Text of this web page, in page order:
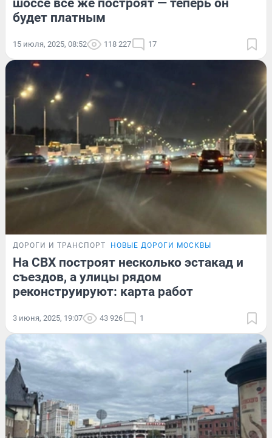
шоссе все же построят — теперь он
будет платным
15 июля, 2025, 08:52 118 227 17
ДОРОГИ И ТРАНСПОРТ НОВЫЕ ДОРОГИ МОСКВЫ
На СВХ построят несколько эстакад и
съездов, а улицы рядом
реконструируют: карта работ
3 июня, 2025, 19:07 43 926 1